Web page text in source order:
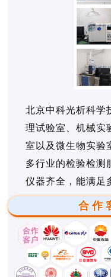
北京中科光析科学
理试验室、机械实
室以及微生物实验
多行业的检验检测
仪器齐全，能满足
合作